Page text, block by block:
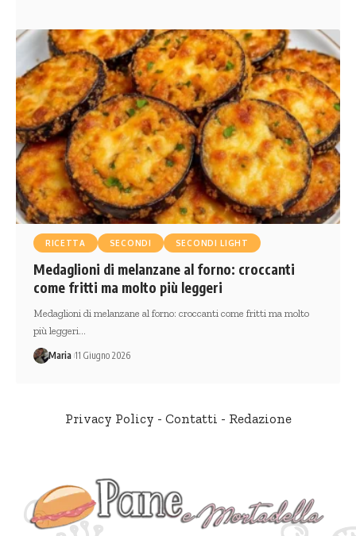
RICETTA SECONDI SECONDI LIGHT
Medaglioni di melanzane al forno: croccanti
come fritti ma molto più leggeri
Medaglioni di melanzane al forno: croccanti come fritti ma molto
più leggeri…
Maria 11 Giugno 2026
Privacy Policy - Contatti - Redazione